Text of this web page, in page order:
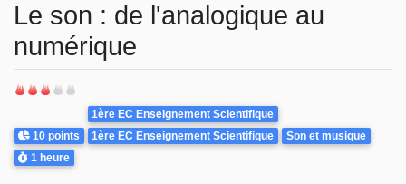
Le son : de l'analogique au
numérique
Points
10 points
Theme
1ère EC Enseignement Scientifique
1ère EC Enseignement Scientifique
Son et musique
Durée
1 heure